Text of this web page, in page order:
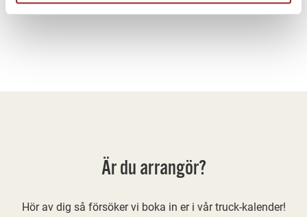
Är du arrangör?
Hör av dig så försöker vi boka in er i vår truck-kalender!